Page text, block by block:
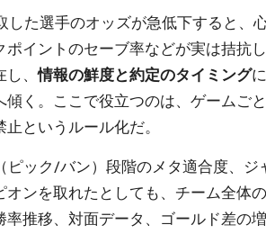
た選手のオッズが急低下すると
イントのセーブ率などが実は拮抗
し、情報の鮮度と約定のタイミング
く。ここで役立つのは、ゲームご
というルール化だ。
ック/バン）段階のメタ適合度、
ンを取れたとしても、チーム全体の
推移、対面データ、ゴールド差の